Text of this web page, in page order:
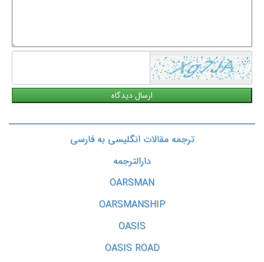
ترجمه مقالات انگلیسی به فارسی
دارالترجمه
OARSMAN
OARSMANSHIP
OASIS
OASIS ROAD